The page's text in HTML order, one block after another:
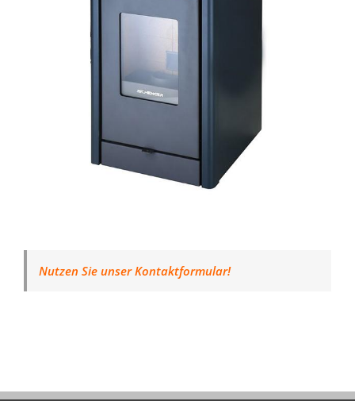
Nutzen Sie unser Kontaktformular!